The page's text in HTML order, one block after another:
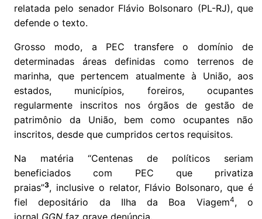
relatada pelo senador Flávio Bolsonaro (PL-RJ), que
defende o texto.
Grosso modo, a PEC transfere o domínio de
determinadas áreas definidas como terrenos de
marinha, que pertencem atualmente à União, aos
estados, municípios, foreiros, ocupantes
regularmente inscritos nos órgãos de gestão de
patrimônio da União, bem como ocupantes não
inscritos, desde que cumpridos certos requisitos.
Na matéria “Centenas de políticos seriam
beneficiados com PEC que privatiza
praias”3, inclusive o relator, Flávio Bolsonaro, que é
fiel depositário da Ilha da Boa Viagem4, o
jornal GGN faz grave denúncia.